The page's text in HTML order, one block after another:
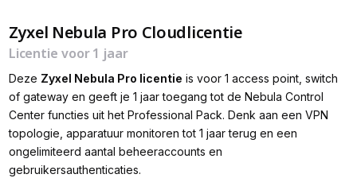
Zyxel Nebula Pro Cloudlicentie
Licentie voor 1 jaar
Deze Zyxel Nebula Pro licentie is voor 1 access point, switch
of gateway en geeft je 1 jaar toegang tot de Nebula Control
Center functies uit het Professional Pack. Denk aan een VPN
topologie, apparatuur monitoren tot 1 jaar terug en een
ongelimiteerd aantal beheeraccounts en
gebruikersauthenticaties.